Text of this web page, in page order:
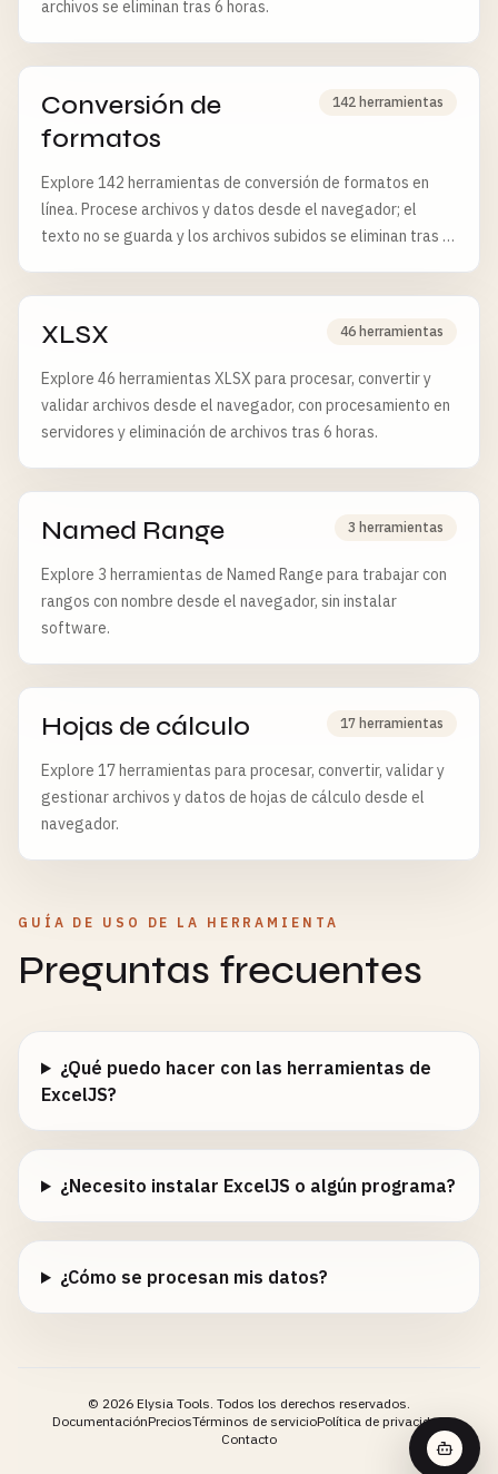
archivos se eliminan tras 6 horas.
Conversión de
formatos
142 herramientas
Explore 142 herramientas de conversión de formatos en
línea. Procese archivos y datos desde el navegador; el
texto no se guarda y los archivos subidos se eliminan tras 6
XLSX 46 herramientas
Explore 46 herramientas XLSX para procesar, convertir y
validar archivos desde el navegador, con procesamiento en
servidores y eliminación de archivos tras 6 horas.
Named Range 3 herramientas
Explore 3 herramientas de Named Range para trabajar con
rangos con nombre desde el navegador, sin instalar
software.
Hojas de cálculo 17 herramientas
Explore 17 herramientas para procesar, convertir, validar y
gestionar archivos y datos de hojas de cálculo desde el
navegador.
GUÍA DE USO DE LA HERRAMIENTA
Preguntas frecuentes
¿Qué puedo hacer con las herramientas de
ExcelJS?
¿Necesito instalar ExcelJS o algún programa?
¿Cómo se procesan mis datos?
© 2026 Elysia Tools. Todos los derechos reservados.
DocumentaciónPreciosTérminos de servicioPolítica de privacidad
Contacto